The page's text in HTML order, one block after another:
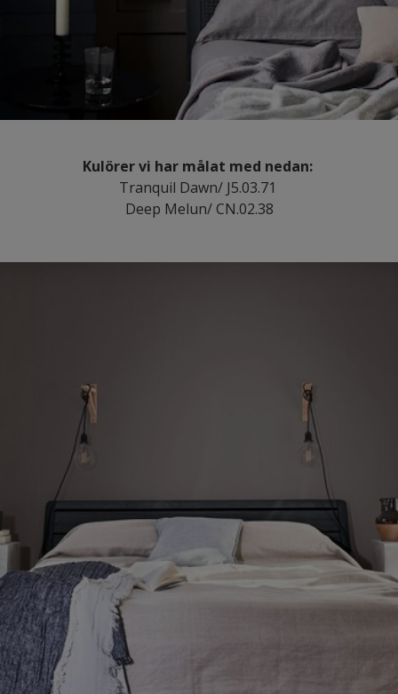
Kulörer vi har målat med nedan:
​Tranquil Dawn/ J5.03.71
Deep Melun/ CN.02.38